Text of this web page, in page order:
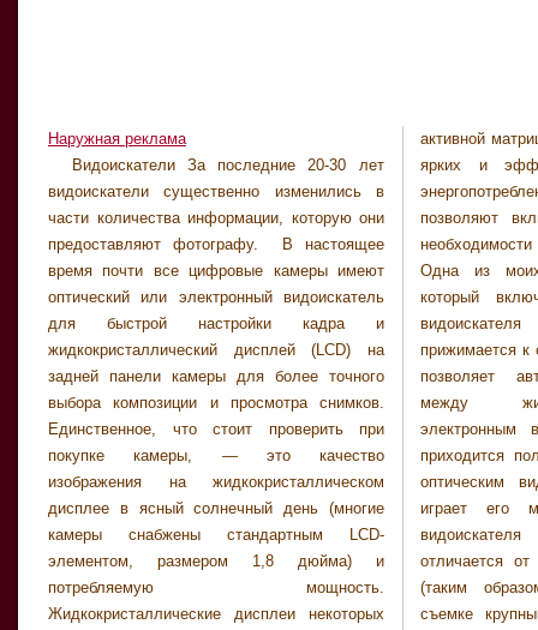
Наружная реклама
Видоискатели За последние 20-30 лет
видоискатели существенно изменились в
части количества информации, которую они
предоставляют фотографу. В настоящее
время почти все цифровые камеры имеют
оптический или электронный видоискатель
для быстрой настройки кадра и
жидкокристаллический дисплей (LCD) на
задней панели камеры для более точного
выбора композиции и просмотра снимков.
Единственное, что стоит проверить при
покупке камеры, — это качество
изображения на жидкокристаллическом
дисплее в ясный солнечный день (многие
камеры снабжены стандартным LCD-
элементом, размером 1,8 дюйма) и
потребляемую мощность.
Жидкокристаллические дисплеи некоторых
активной
ярких и эффективных с точки зрения
энергопотребления. Некоторые камеры
позволяют включать дисплей только при
необходимости упорядочивания снимков.
Одна из моих камер содержит сенсор,
который включает дисплей электронного
видоискателя только тогда, когда глаз
прижимается к окошку просмотра. Она также
позволяет автоматически переключаться
между жидкокристаллическим и
электронным видоискателем. Чаще всего
приходится пользоваться электронным или
оптическим видоискателем. Важную роль
играет его местоположение. В окошке
видоискателя панорама несколько
отличается от того, что «видит» объектив
(таким образом, часть изображения при
съемке крупным планом может оказаться
при использовании дорогой цифровой
зеркальной камеры вы получите более
точное изображение, поскольку сможете
видеть объект сквозь тот же объектив. Если
вы носите очки, позаботьтесь о том, чтобы
оптический видоискатель обеспечивал
корректировку диоптрий. При такой
возможности вам не придется пользоваться
очками при работе с фотокамерой. Если вы
вынуждены постоянно носить очки,
удостоверьтесь, что фотокамера